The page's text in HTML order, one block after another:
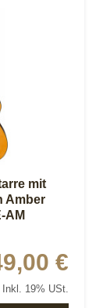
mit
Amber
AM
€
Inkl. 19% USt.